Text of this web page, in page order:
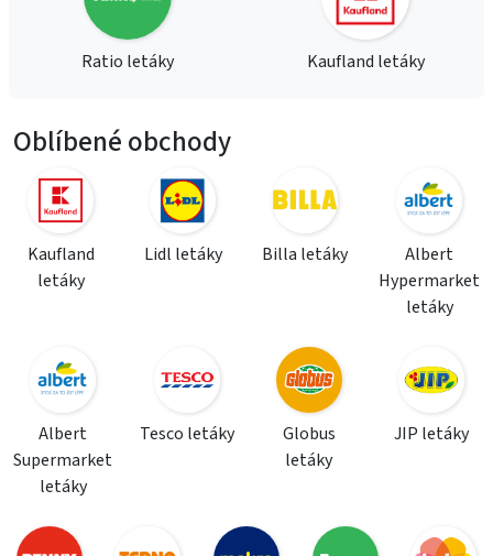
Ratio letáky Kaufland letáky
Oblíbené obchody
Kaufland
letáky
Lidl letáky Billa letáky
Albert
Hypermarket
letáky
Albert
Supermarket
letáky
Tesco letáky
Globus
letáky
JIP letáky